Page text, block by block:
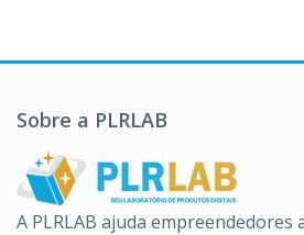
Sobre a PLRLAB
A PLRLAB ajuda